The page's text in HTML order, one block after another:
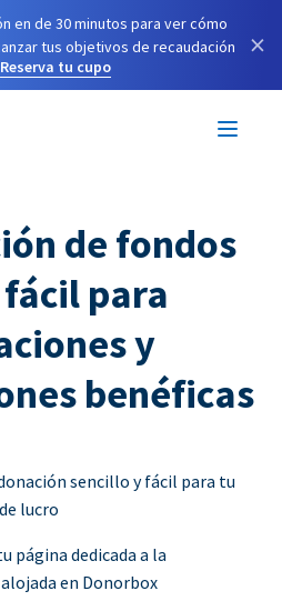
en de 30 minutos para ver cómo
tus objetivos de recaudación
Reserva tu cupo
×
de fondos
para
y
benéficas
sencillo y fácil para tu
lucro
página dedicada a la
en Donorbox